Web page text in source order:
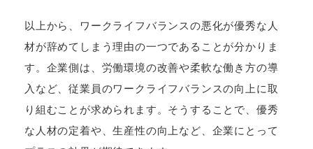
以上から、ワークライフバランスの悪化が優秀な人
材が辞めてしまう理由の一つであることが分かりま
す。企業側は、労働環境の改善や柔軟な働き方の導
入など、従業員のワークライフバランスの向上に取
り組むことが求められます。そうすることで、優秀
な人材の定着や、生産性の向上など、企業にとって